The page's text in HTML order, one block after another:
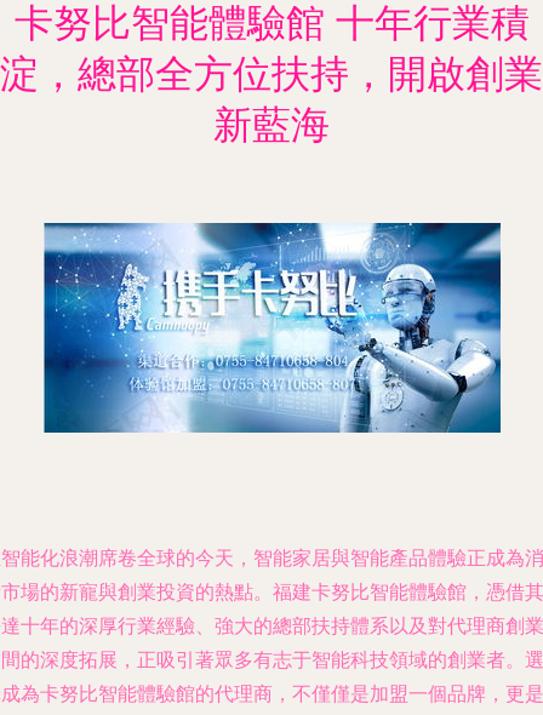
卡努比智能體驗館 十年行業積
淀，總部全方位扶持，開啟創業
新藍海
能化浪潮席卷全球的今天，智能家居與智能產品體驗正成為消
場的新寵與創業投資的熱點。福建卡努比智能體驗館，憑借其
十年的深厚行業經驗、強大的總部扶持體系以及對代理商創業
的深度拓展，正吸引著眾多有志于智能科技領域的創業者。選
為卡努比智能體驗館的代理商，不僅僅是加盟一個品牌，更是